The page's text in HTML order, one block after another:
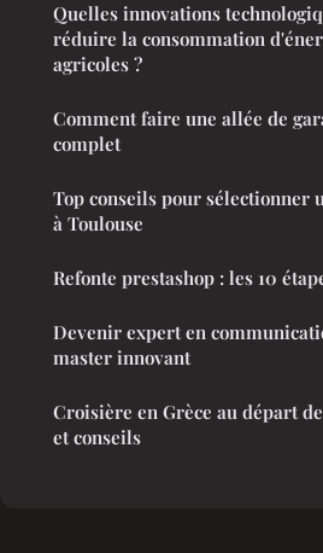
Quelles innovations
réduire la consommation
agricoles ?
Comment faire une allée de
complet
Top conseils pour sélectionner
à Toulouse
Refonte prestashop : les 10
Devenir expert en
master innovant
Croisière en Grèce au départ
et conseils